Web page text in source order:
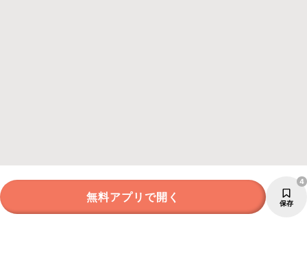
無料アプリで開く 保存
4